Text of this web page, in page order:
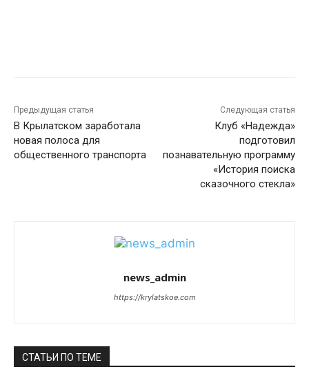
Предыдущая статья
В Крылатском заработала
новая полоса для
общественного транспорта
Следующая статья
Клуб «Надежда»
подготовил
познавательную программу
«История поиска
сказочного стекла»
news_admin
https://krylatskoe.com
СТАТЬИ ПО ТЕМЕ